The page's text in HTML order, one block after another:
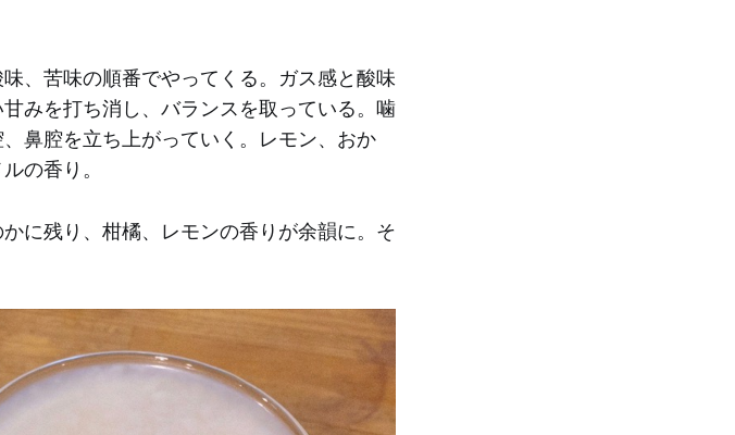
、苦味の順番でやってくる。ガス感と酸味
みを打ち消し、バランスを取っている。噛
鼻腔を立ち上がっていく。レモン、おか
の香り。
に残り、柑橘、レモンの香りが余韻に。そ